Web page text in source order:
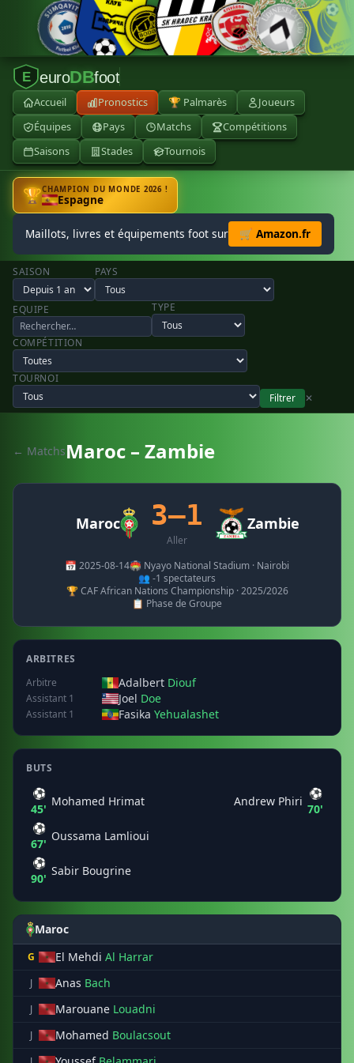
E euroDBfoot
Accueil Pronostics 🏆 Palmarès
Joueurs
Équipes
Pays Matchs
Compétitions
Saisons
Stades Tournois
🏆CHAMPION DU MONDE 2026 !
Espagne
Maillots, livres et équipements foot sur 🛒 Amazon.fr
SAISON PAYS
EQUIPE TYPE
COMPÉTITION
TOURNOI
Filtrer
✕
← MatchsMaroc – Zambie
Maroc 3–1
Aller
Zambie
📅 2025-08-14🏟️ Nyayo National Stadium · Nairobi
👥 -1 spectateurs
🏆 CAF African Nations Championship · 2025/2026
📋 Phase de Groupe
ARBITRES
Arbitre
Adalbert Diouf
Assistant 1 Joel Doe
Assistant 1 Fasika Yehualashet
BUTS
⚽
45'
Mohamed Hrimat
⚽
67'
Oussama Lamlioui
⚽
90'
Sabir Bougrine
Andrew Phiri
⚽
70'
Maroc
G El Mehdi Al Harrar
J Anas Bach
J Marouane Louadni
J Mohamed Boulacsout